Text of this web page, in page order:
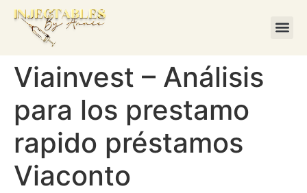
Viainvest – Análisis
para los prestamo
rapido préstamos
Viaconto